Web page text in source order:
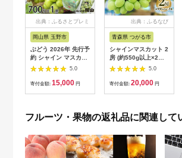
出典：ふるさとプレミ
岡山県 玉野市
ぶどう 2026年 先行予
約 シャイン マスカッ
ト 晴王 約700g×1房
国産 フルーツ 果物 ギ
5.0
寄付金額: 15,000 円
出典：ふるなび
青森県 つがる市
シャインマスカット 2
房 (約550g以上×2房)
糖度18度以上｜つが
る市産 種なし ぶどう
フルーツ 果物 贈答 青
5.0
寄付金額: 20,000 円
フルーツ・果物の返礼品に関連して